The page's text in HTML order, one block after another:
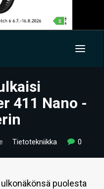
411 Nano -
Tietotekniikka 0
puolesta